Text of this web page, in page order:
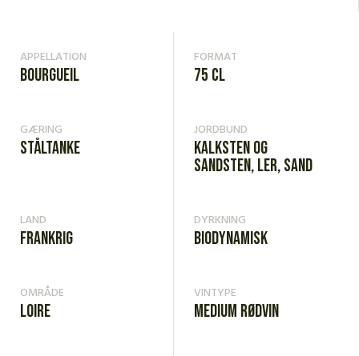
APPELLATION
Bourgueil
FORMAT
75 cl
GÆRING
Ståltanke
JORDBUND
Kalksten og
sandsten, ler, sand
LAND
Frankrig
DYRKNING
Biodynamisk
OMRÅDE
Loire
VINTYPE
Medium rødvin